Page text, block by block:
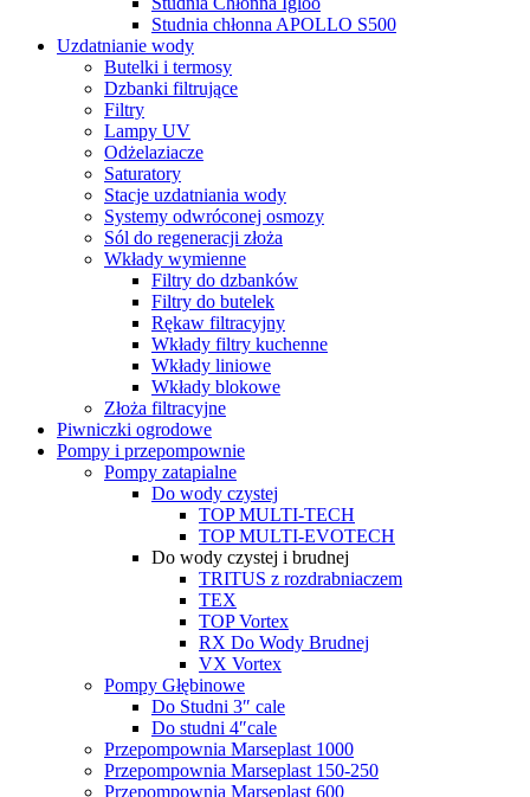
Studnia chłonna APOLLO S500
Uzdatnianie wody
Butelki i termosy
Dzbanki filtrujące
Filtry
Lampy UV
Odżelaziacze
Saturatory
Stacje uzdatniania wody
Systemy odwróconej osmozy
Sól do regeneracji złoża
Wkłady wymienne
Filtry do dzbanków
Filtry do butelek
Rękaw filtracyjny
Wkłady filtry kuchenne
Wkłady liniowe
Wkłady blokowe
Złoża filtracyjne
Piwniczki ogrodowe
Pompy i przepompownie
Pompy zatapialne
Do wody czystej
TOP MULTI-TECH
TOP MULTI-EVOTECH
Do wody czystej i brudnej
TRITUS z rozdrabniaczem
TEX
TOP Vortex
RX Do Wody Brudnej
VX Vortex
Pompy Głębinowe
Do Studni 3″ cale
Do studni 4″cale
Przepompownia Marseplast 1000
Przepompownia Marseplast 150-250
Przepompownia Marseplast 600